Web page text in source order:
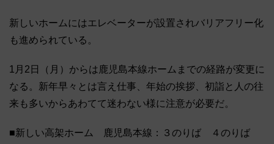
新しいホームにはエレベーターが設置されバリアフリー化
も進められている。
1月2日（月）からは鹿児島本線ホームまでの経路が変更に
なる。新年早々とは言え仕事、年始の挨拶、初詣と人の往
来も多いからあわてて迷わない様に注意が必要だ。
■新しい高架ホーム 鹿児島本線：３のりば ４のりば